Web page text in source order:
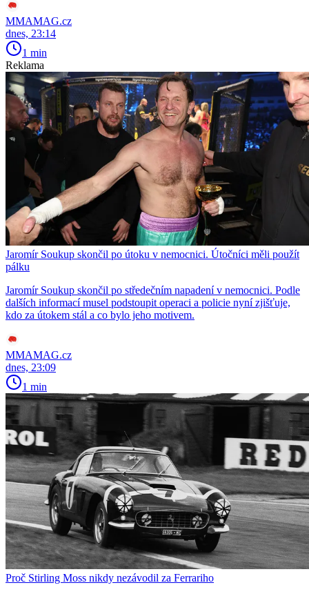
MMAMAG.cz
dnes, 23:14
1 min
Reklama
Jaromír Soukup skončil po útoku v nemocnici. Útočníci měli použít
pálku
Jaromír Soukup skončil po středečním napadení v nemocnici. Podle
dalších informací musel podstoupit operaci a policie nyní zjišťuje,
kdo za útokem stál a co bylo jeho motivem.
MMAMAG.cz
dnes, 23:09
1 min
Proč Stirling Moss nikdy nezávodil za Ferrariho